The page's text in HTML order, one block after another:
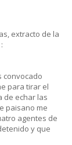
extracto de la
convocado
para tirar el
de echar las
paisano me
agentes de
y que